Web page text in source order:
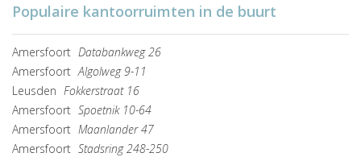
Populaire kantoorruimten in de buurt
Amersfoort Databankweg 26
Amersfoort Algolweg 9-11
Leusden Fokkerstraat 16
Amersfoort Spoetnik 10-64
Amersfoort Maanlander 47
Amersfoort Stadsring 248-250